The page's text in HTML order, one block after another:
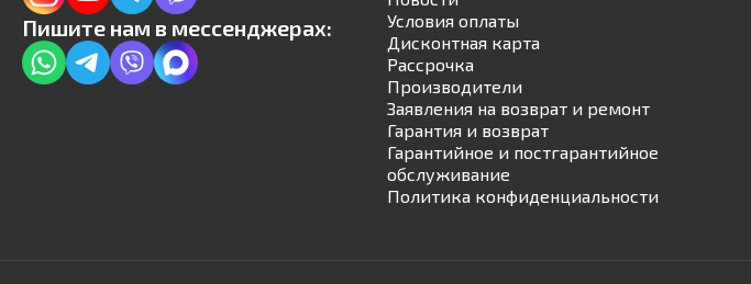
Пишите нам в мессенджерах:
Условия оплаты
Дисконтная карта
Рассрочка
Производители
Заявления на возврат и ремонт
Гарантия и возврат
Гарантийное и постгарантийное
обслуживание
Политика конфиденциальности